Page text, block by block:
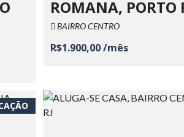
ROMANA, PORTO
BAIRRO CENTRO
R$1.900,00 /mês